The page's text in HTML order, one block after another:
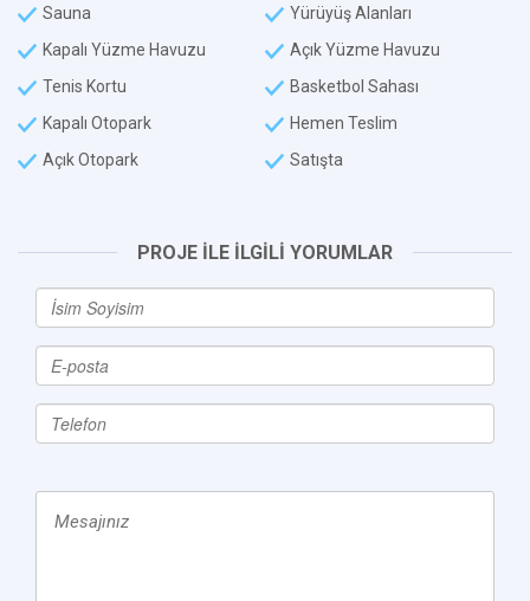
Sauna
Yürüyüş Alanları
Kapalı Yüzme Havuzu
Açık Yüzme Havuzu
Tenis Kortu
Basketbol Sahası
Kapalı Otopark
Hemen Teslim
Açık Otopark
Satışta
PROJE İLE İLGİLİ YORUMLAR